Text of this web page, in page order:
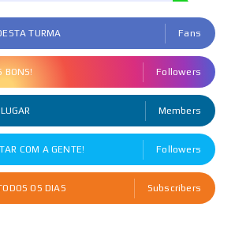
TURMA Fans
BONS! Followers
Members
COM A GENTE! Followers
OS DIAS Subscribers